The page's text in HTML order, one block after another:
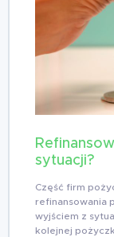
sytuacji?
Część firm
refinansowania
wyjściem z
kolejnej